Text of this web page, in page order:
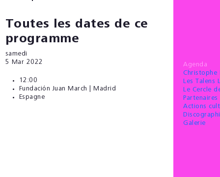
Agenda
Christophe
Les Talens
Le Cercle
Actions
Galerie
Toutes les dates de ce
programme
samedi
5 Mar 2022
12:00
Fundación Juan March | Madrid
Espagne